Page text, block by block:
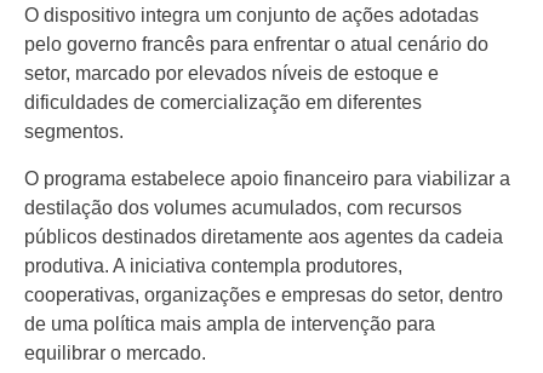
O dispositivo integra um conjunto de ações adotadas
pelo governo francês para enfrentar o atual cenário do
setor, marcado por elevados níveis de estoque e
dificuldades de comercialização em diferentes
segmentos.
O programa estabelece apoio financeiro para viabilizar a
destilação dos volumes acumulados, com recursos
públicos destinados diretamente aos agentes da cadeia
produtiva. A iniciativa contempla produtores,
cooperativas, organizações e empresas do setor, dentro
de uma política mais ampla de intervenção para
equilibrar o mercado.